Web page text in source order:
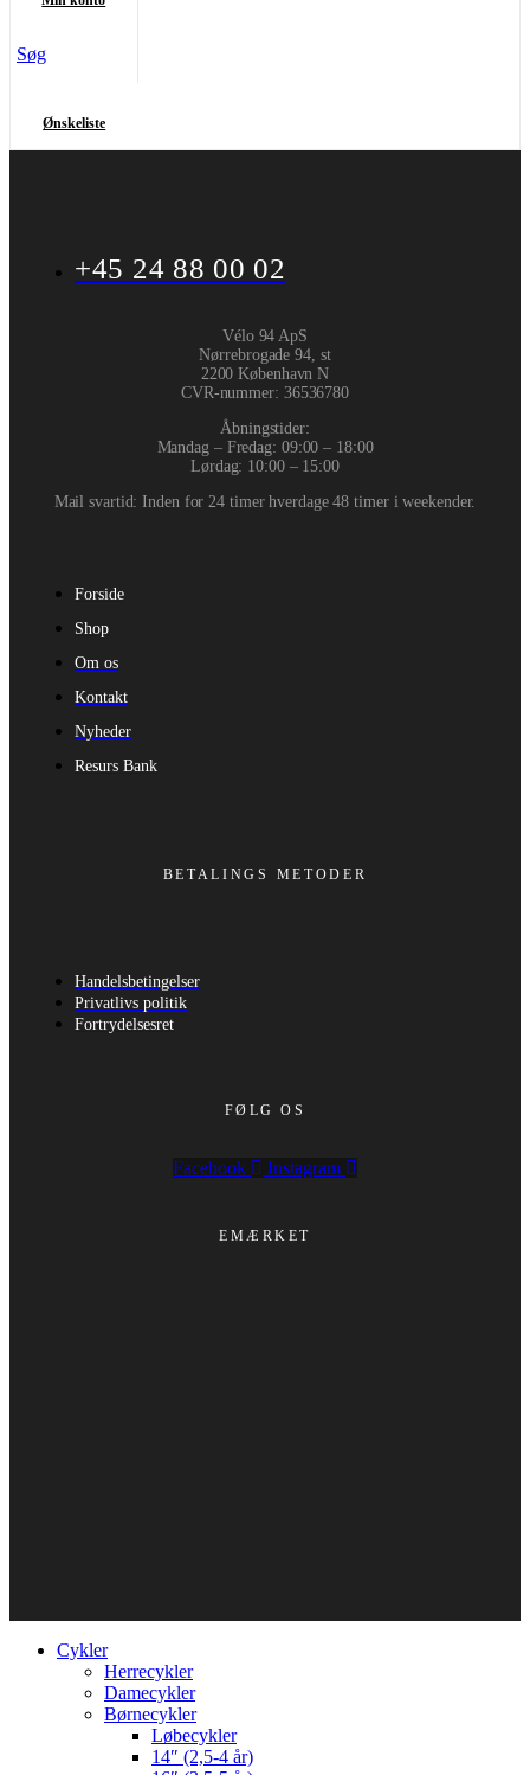
Søg
Ønskeliste
+45 24 88 00 02
Vélo 94 ApS
Nørrebrogade 94, st
2200 København N
CVR-nummer: 36536780
Åbningstider:
Mandag – Fredag: 09:00 – 18:00
Lørdag: 10:00 – 15:00
Mail svartid: Inden for 24 timer hverdage 48 timer i weekender.
Forside
Shop
Om os
Kontakt
Nyheder
Resurs Bank
BETALINGS METODER
Handelsbetingelser
Privatlivs politik
Fortrydelsesret
FØLG OS
Facebook Instagram
EMÆRKET
Cykler
Herrecykler
Damecykler
Børnecykler
Løbecykler
14″ (2,5-4 år)